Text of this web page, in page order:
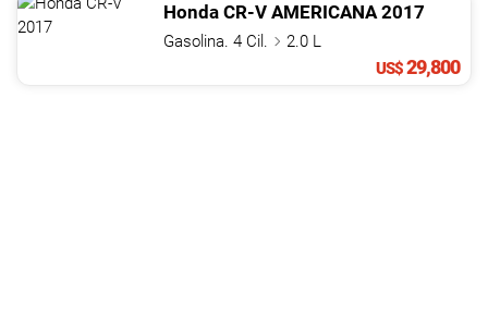
Honda CR-V AMERICANA2017
Gasolina. 4 Cil.
2.0 L
US$29,800